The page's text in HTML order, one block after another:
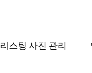
리스팅 사진 관리